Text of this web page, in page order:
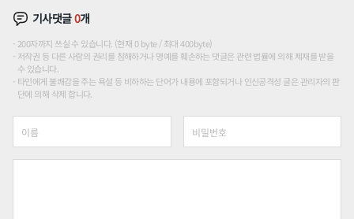
기사댓글0개
200자까지 쓰실 수 있습니다. (현재 0 byte / 최대 400byte)
저작권 등 다른 사람의 권리를 침해하거나 명예를 훼손하는 댓글은 관련 법률에 의해 제재를 받을
수 있습니다.
타인에게 불쾌감을 주는 욕설 등 비하하는 단어가 내용에 포함되거나 인신공격성 글은 관리자의 판
단에 의해 삭제 합니다.